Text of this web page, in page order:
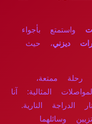
واستمتع بأجواء
ديزني، حيث
رحلة ممتعة،
المثالية: آنا
الدراجة النارية.
وسائلهما